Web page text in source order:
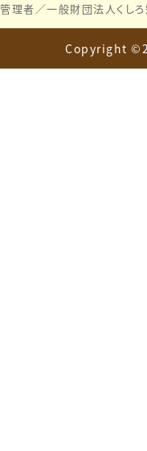
理者／一般財団法人くし
Copyright